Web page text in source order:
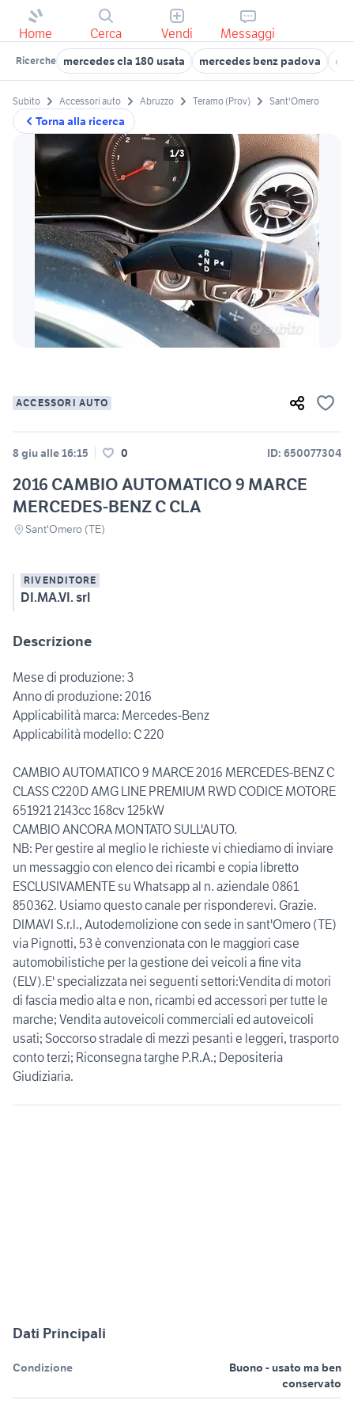
Home Cerca Vendi Messaggi
Ricerche mercedes cla 180 usata mercedes benz padova
Torna alla ricerca
Subito Accessori auto Abruzzo Teramo (Prov) Sant'Omero
1/3
ACCESSORI AUTO
8 giu alle 16:15 0 ID: 650077304
2016 CAMBIO AUTOMATICO 9 MARCE
MERCEDES-BENZ C CLA
Sant'Omero (TE)
RIVENDITORE
DI.MA.VI. srl
Descrizione
Mese di produzione: 3
Anno di produzione: 2016
Applicabilità marca: Mercedes-Benz
Applicabilità modello: C 220
CAMBIO AUTOMATICO 9 MARCE 2016 MERCEDES-BENZ C
CLASS C220D AMG LINE PREMIUM RWD CODICE MOTORE
651921 2143cc 168cv 125kW
CAMBIO ANCORA MONTATO SULL'AUTO.
NB: Per gestire al meglio le richieste vi chiediamo di inviare
un messaggio con elenco dei ricambi e copia libretto
ESCLUSIVAMENTE su Whatsapp al n. aziendale 0861
850362. Usiamo questo canale per risponderevi. Grazie.
DIMAVI S.r.l., Autodemolizione con sede in sant'Omero (TE)
via Pignotti, 53 è convenzionata con le maggiori case
automobilistiche per la gestione dei veicoli a fine vita
(ELV).E' specializzata nei seguenti settori:Vendita di motori
di fascia medio alta e non, ricambi ed accessori per tutte le
marche; Vendita autoveicoli commerciali ed autoveicoli
usati; Soccorso stradale di mezzi pesanti e leggeri, trasporto
conto terzi; Riconsegna targhe P.R.A.; Depositeria
Giudiziaria.
Dati Principali
Condizione
Buono - usato ma ben
conservato